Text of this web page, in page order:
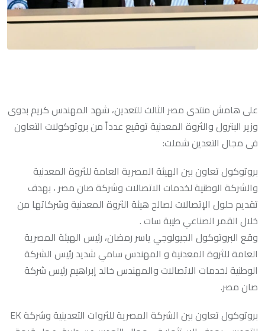
على هامش منتدى مصر الثالث للتعدين، شهد المهندس كريم بدوى
وزير البترول والثروة المعدنية توقيع عدداً من بروتوكولات التعاون
فى مجال التعدين شملت:
بروتوكول تعاون بين الهيئة المصرية العامة للثروة المعدنية
والشركة الوطنية لخدمات الاتصالات وشركة صان مصر ، بهدف
تقديم حلول الإتصالات لصالح هيئة الثروة المعدنية وشركاتها من
خلال القمر الصناعي طيبة سات .
وقع البروتوكول الجيولوجي ياسر رمضان، رئيس الهيئة المصرية
العامة للثروة المعدنية و المهندس سامي شديد رئيس الشركة
الوطنية لخدمات الاتصالات والمهندس خالد إبراهيم رئيس شركة
صان مصر.
بروتوكول تعاون بين الشركة المصرية للثروات التعدينية وشركة EK